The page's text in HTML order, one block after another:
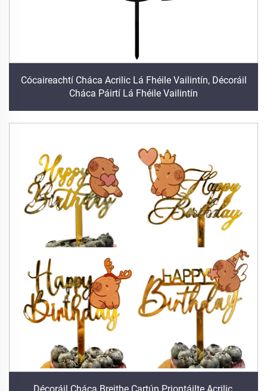
Cócaireachtí Cháca Acrilic Lá Fhéile Vailintín, Décoráil
Cháca Páirtí Lá Fhéile Vailintín